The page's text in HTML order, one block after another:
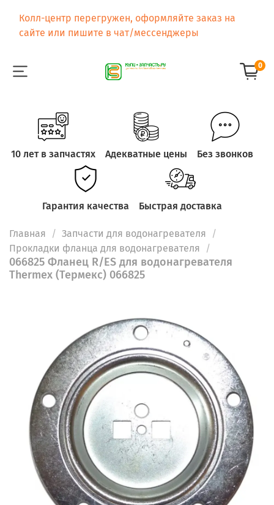
Колл-центр перегружен, оформляйте заказ на
сайте или пишите в чат/мессенджеры
0
10 лет в запчастях Адекватные цены Без звонков
Гарантия качества Быстрая доставка
Главная
Запчасти для водонагревателя
Прокладки фланца для водонагревателя
066825 Фланец R/ES для водонагревателя
Thermex (Термекс) 066825